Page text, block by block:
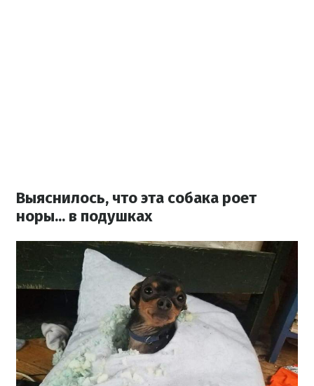
Выяснилось, что эта собака роет
норы... в подушках